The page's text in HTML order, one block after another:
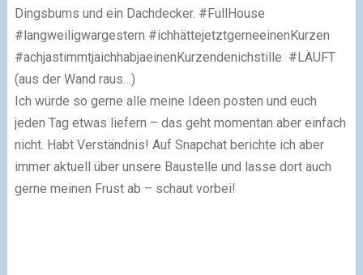
Dingsbums und ein Dachdecker. #FullHouse
#langweiligwargestern #ichhättejetztgerneeinenKurzen
#achjastimmtjaichhabjaeinenKurzendenichstille #LÄUFT
(aus der Wand raus…)
Ich würde so gerne alle meine Ideen posten und euch
jeden Tag etwas liefern – das geht momentan aber einfach
nicht. Habt Verständnis! Auf Snapchat berichte ich aber
immer aktuell über unsere Baustelle und lasse dort auch
gerne meinen Frust ab – schaut vorbei!